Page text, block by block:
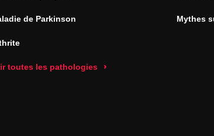
de Parkinson
toutes les pathologies
Mythes